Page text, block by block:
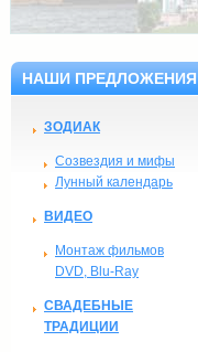
НАШИ ПРЕДЛОЖЕНИЯ
ЗОДИАК
Созвездия и мифы
Лунный календарь
ВИДЕО
Монтаж фильмов
DVD, Blu-Ray
СВАДЕБНЫЕ
ТРАДИЦИИ